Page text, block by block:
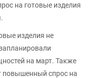
на готовые изделия
изделия не
на март. Также
повышенный спрос на